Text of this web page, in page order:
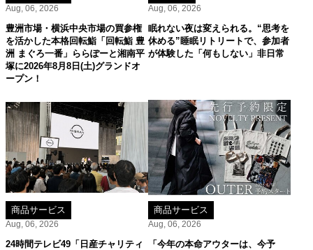
Aug, 06, 2026
豊洲市場・横浜中央市場の買参権
を活かした本格回転鮨「回転鮨 豊
洲 まぐろ一番」ららぽーと湘南平
塚に2026年8月8日(土)グランドオ
ープン！
Aug, 06, 2026
眠れない夜は変えられる。“思考を
休める”睡眠リトリートで、参加者
が体験した「何もしない」非日常
商品サービス
Aug, 06, 2026
24時間テレビ49「日産チャリティ
商品サービス
Aug, 06, 2026
「今年の本命アウターは、今予